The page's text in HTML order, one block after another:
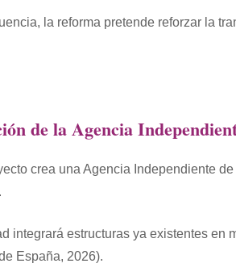
la reforma pretende reforzar la
de la Agencia
crea una Agencia Independiente
integrará estructuras ya existentes en
España, 2026).